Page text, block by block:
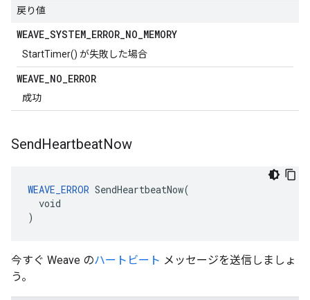
戻り値
WEAVE_SYSTEM_ERROR_NO_MEMORY
StartTimer() が失敗した場合
WEAVE_NO_ERROR
成功
SendHeartbeatNow
WEAVE_ERROR SendHeartbeatNow(
  void
)
今すぐ Weave のハートビート メッセージを送信しましょ
う。